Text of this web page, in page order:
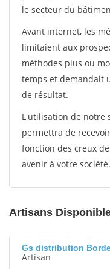
le secteur du
Avant internet, les
limitaient aux
méthodes plus ou
temps et demandait
de résultat.
L'utilisation de notre
permettra de
fonction des creux
avenir à votre société.
Artisans
Gs distribution
Artisan